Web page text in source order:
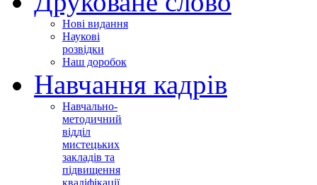
Нові видання
Наукові
розвідки
Наш доробок
Навчання кадрів
Навчально-
методичний
відділ
мистецьких
закладів та
підвищення
кваліфікації